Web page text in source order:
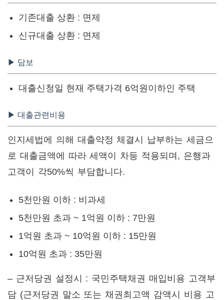
기존대출 상환 : 면제
신규대출 상환 : 면제
▶ 담보
대출신청일 현재 주택가격 6억원이하인 주택
▶ 대출관련비용
인지세법에 의해 대출약정 체결시 납부하는 세금으
로 대출금액에 따라 세액이 차등 적용되며, 은행과
고객이 각50%씩 부담합니다.
5천만원 이하 : 비과세
5천만원 초과 ~ 1억원 이하 : 7만원
1억원 초과 ~ 10억원 이하 : 15만원
10억원 초과 : 35만원
– 근저당권 설정시 : 국민주택채권 매입비용 고객부
담 (근저당권 말소 또는 채권최고액 감액시 비용 고